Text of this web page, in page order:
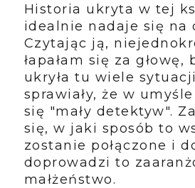
Historia ukryta w tej
idealnie nadaje się na
Czytając ją,
łapałam się za głowę,
ukryła tu wiele
sprawiały, że w
się "mały detektyw".
się, w jaki sposób to
zostanie połączone i
doprowadzi to
małżeństwo.